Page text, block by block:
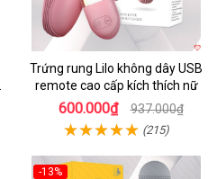
Trứng rung Lilo không dây USB
remote cao cấp kích thích nữ
600.000₫ 937.000₫
(215)
-13%